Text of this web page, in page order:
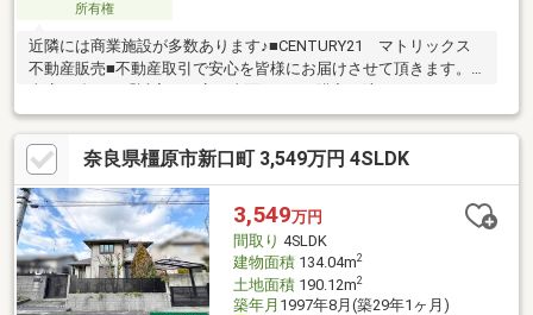
所有権
近隣には商業施設が多数あります♪■CENTURY21 マトリックス
不動産販売■不動産取引で安心を皆様にお届けさせて頂きます。■
ーム工事まで全てお任せ下さい。■物件探しの注意点等、良い事
だけでなく懸念点までしっかりとお知らせしております。■お得
な金利のご提案（融資中・返済相談・女性単身・派遣社員・非正
規雇用の方でも相談可能です。）■住宅に関するご相談からご購
入後のアフターフォローまで、一人の担当者が行います。■お気
軽にご相談ください！♪♪お問合せお待ちしております♪♪
奈良県橿原市新口町 3,549万円 4SLDK
3,549万円
間取り 4SLDK
建物面積134.04m2
土地面積190.12m2
築年月 1997年8月(築29年1ヶ月)